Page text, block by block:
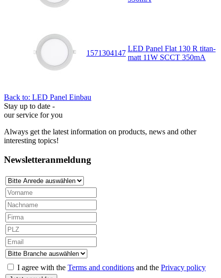
1571304147
LED Panel Flat 130 R titan-
matt 11W SCCT 350mA
Back to: LED Panel Einbau
Stay up to date -
our service for you
Always get the latest information on products, news and other
interesting topics!
Newsletteranmeldung
I agree with the Terms and conditions and the Privacy policy